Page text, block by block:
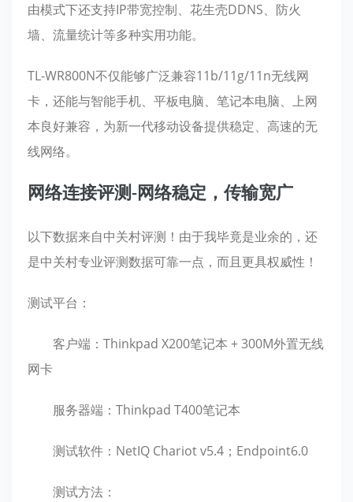
由模式下还支持IP带宽控制、花生壳DDNS、防火
墙、流量统计等多种实用功能。
TL-WR800N不仅能够广泛兼容11b/11g/11n无线网
卡，还能与智能手机、平板电脑、笔记本电脑、上网
本良好兼容，为新一代移动设备提供稳定、高速的无
线网络。
网络连接评测-网络稳定，传输宽广
以下数据来自中关村评测！由于我毕竟是业余的，还
是中关村专业评测数据可靠一点，而且更具权威性！
测试平台：
客户端：Thinkpad X200笔记本 + 300M外置无线
网卡
服务器端：Thinkpad T400笔记本
测试软件：NetIQ Chariot v5.4；Endpoint6.0
测试方法：